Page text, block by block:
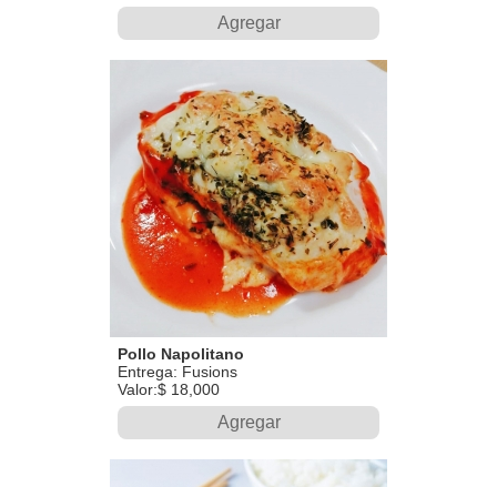
Agregar
Pollo Napolitano
Entrega: Fusions
Valor:$ 18,000
Agregar